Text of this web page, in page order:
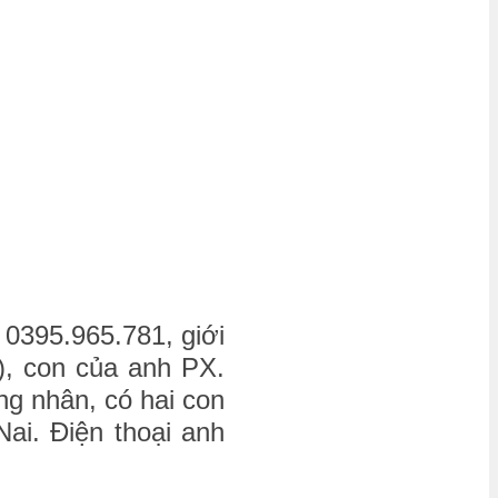
giới
con của anh PX.
nhân, có hai con
Điện thoại anh